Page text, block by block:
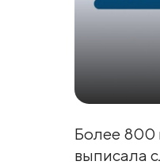
Более 800
выписала